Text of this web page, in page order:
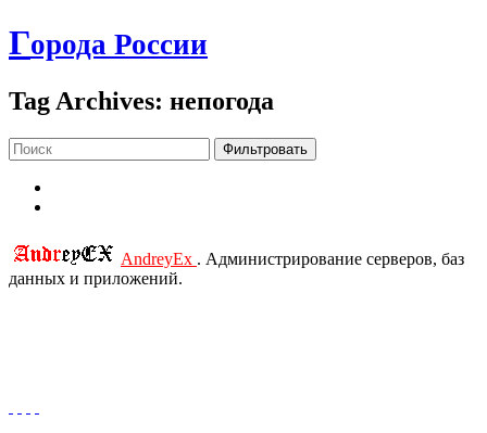
Города России
Tag Archives: непогода
Фильтровать
AndreyEx . Администрирование серверов, баз
данных и приложений.